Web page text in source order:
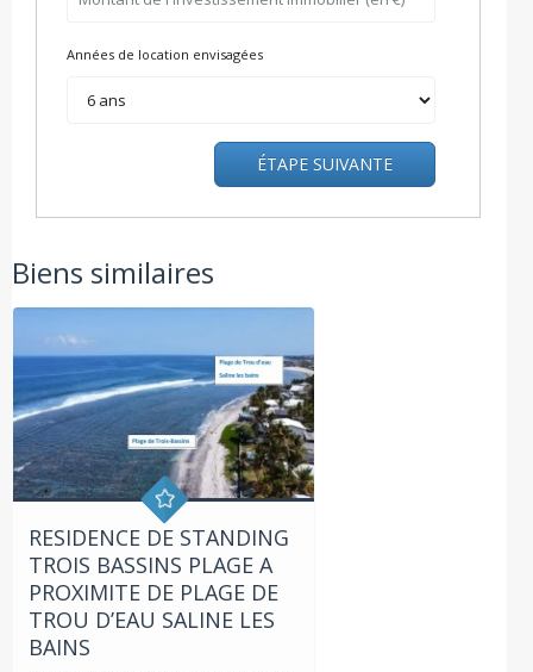
Années de location envisagées
ÉTAPE SUIVANTE
Biens similaires
RESIDENCE DE STANDING
TROIS BASSINS PLAGE A
PROXIMITE DE PLAGE DE
TROU D’EAU SALINE LES
BAINS